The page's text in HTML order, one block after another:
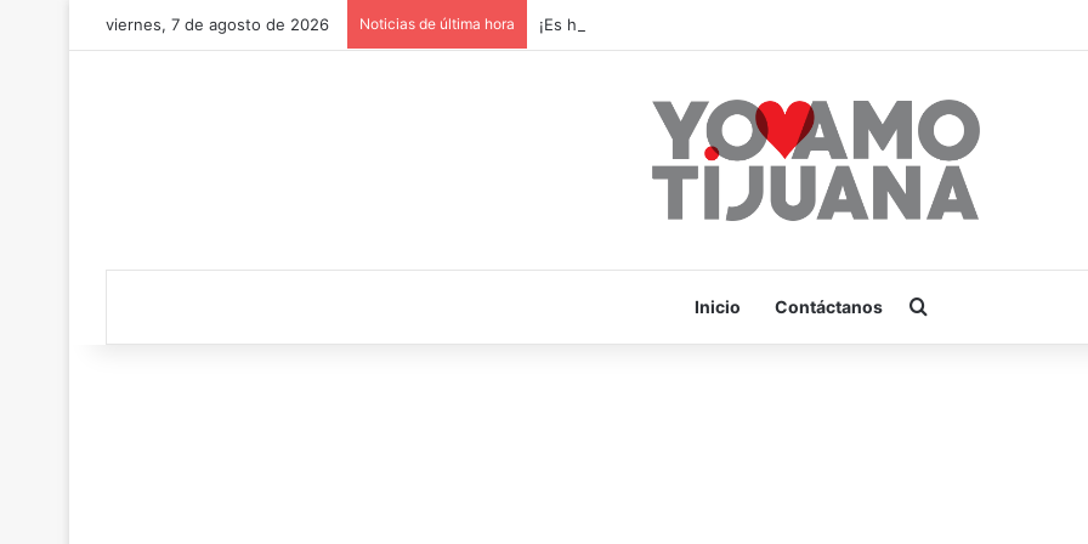
viernes, 7 de agosto de 2026 Noticias de última hora ¡Es hora de apoyar! mañana Zonkeys tendrá su último partido en casa
Inicio Contáctanos